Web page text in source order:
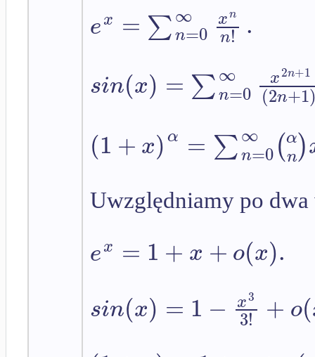
ex = ∑∞
n=0
xn
n! .
sin(x) = ∑∞
n=0
x2n+1
(2n+1
(1 + x)α = ∑∞
n=0(α
n)
Uwzględniamy po dwa
ex = 1 + x + o(x).
sin(x) = 1 − x3
3! + o(